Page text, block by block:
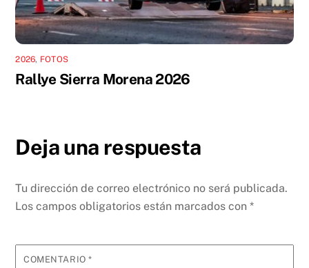
2026, FOTOS
Rallye Sierra Morena 2026
Deja una respuesta
Tu dirección de correo electrónico no será publicada.
Los campos obligatorios están marcados con*
COMENTARIO*